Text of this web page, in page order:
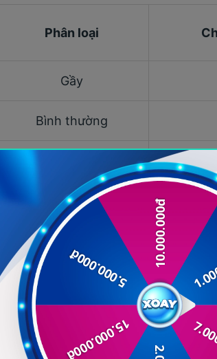
Phân loại
Gầy
Bình thường
Béo phì độ I
Béo phì độ II
Béo phì độ III
Trẻ em có chỉ số BMI phụ thuộc vào